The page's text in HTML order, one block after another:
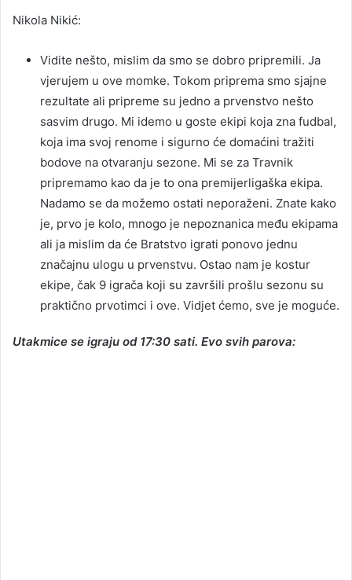
Nikola Nikić:
Vidite nešto, mislim da smo se dobro pripremili. Ja
vjerujem u ove momke. Tokom priprema smo sjajne
rezultate ali pripreme su jedno a prvenstvo nešto
sasvim drugo. Mi idemo u goste ekipi koja zna fudbal,
koja ima svoj renome i sigurno će domaćini tražiti
bodove na otvaranju sezone. Mi se za Travnik
pripremamo kao da je to ona premijerligaška ekipa.
Nadamo se da možemo ostati neporaženi. Znate kako
je, prvo je kolo, mnogo je nepoznanica među ekipama
ali ja mislim da će Bratstvo igrati ponovo jednu
značajnu ulogu u prvenstvu. Ostao nam je kostur
ekipe, čak 9 igrača koji su završili prošlu sezonu su
praktično prvotimci i ove. Vidjet ćemo, sve je moguće.
Utakmice se igraju od 17:30 sati. Evo svih parova: